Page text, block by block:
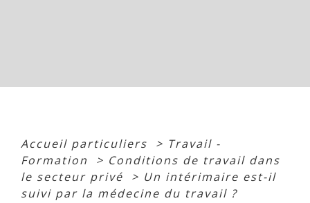
Accueil particuliers > Travail -
Formation
> Conditions de travail dans
le secteur privé
> Un intérimaire est-il
suivi par la médecine du travail ?